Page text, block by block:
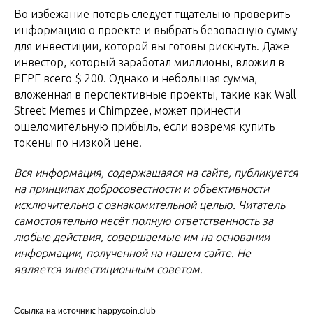
Во избежание потерь следует тщательно проверить
информацию о проекте и выбрать безопасную сумму
для инвестиции, которой вы готовы рискнуть. Даже
инвестор, который заработал миллионы, вложил в
PEPE всего $ 200. Однако и небольшая сумма,
вложенная в перспективные проекты, такие как Wall
Street Memes и Chimpzee, может принести
ошеломительную прибыль, если вовремя купить
токены по низкой цене.
Вся информация, содержащаяся на сайте, публикуется
на принципах добросовестности и объективности
исключительно с ознакомительной целью. Читатель
самостоятельно несёт полную ответственность за
любые действия, совершаемые им на основании
информации, полученной на нашем сайте. Не
является инвестиционным советом.
Ссылка на источник: happycoin.club